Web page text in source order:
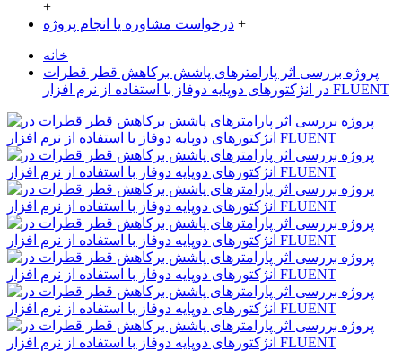
+
درخواست مشاوره یا انجام پروژه +
خانه
پروژه بررسی اثر پارامترهای پاشش برکاهش قطر قطرات
در انژکتورهای دوپایه دوفاز با استفاده از نرم افزار FLUENT